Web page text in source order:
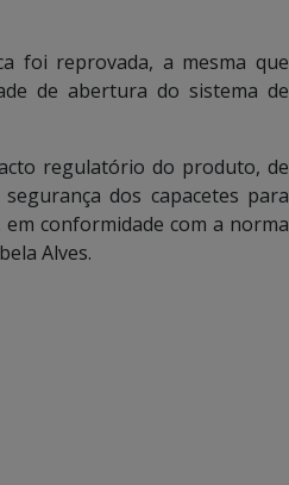
foi reprovada, a mesma que
de abertura do sistema de
regulatório do produto, de
dos capacetes para
conformidade com a norma
Alves.